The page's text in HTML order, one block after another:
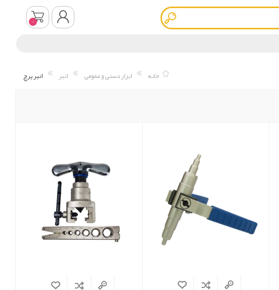
ورود به سیستم
0
خانه ابزار دستی و عمومی انبر انبر پرچ